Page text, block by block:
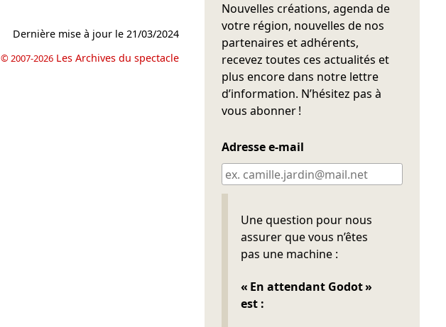
Dernière mise à jour le21/03/2024
© 2007-2026 Les Archives du spectacle
Nouvelles créations, agenda de
votre région, nouvelles de nos
partenaires et adhérents,
recevez toutes ces actualités et
plus encore dans notre lettre
d’information. N’hésitez pas à
vous abonner !
Adresse e-mail
Une question pour nous
assurer que vous n’êtes
pas une machine :
« En attendant Godot »
est :
Ne pas remplir